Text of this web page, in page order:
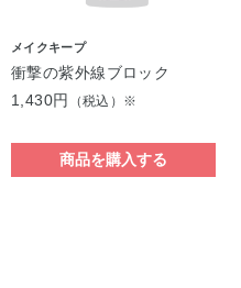
メイクキープ
衝撃の紫外線ブロック
1,430円
（税込）※
商品を購入する